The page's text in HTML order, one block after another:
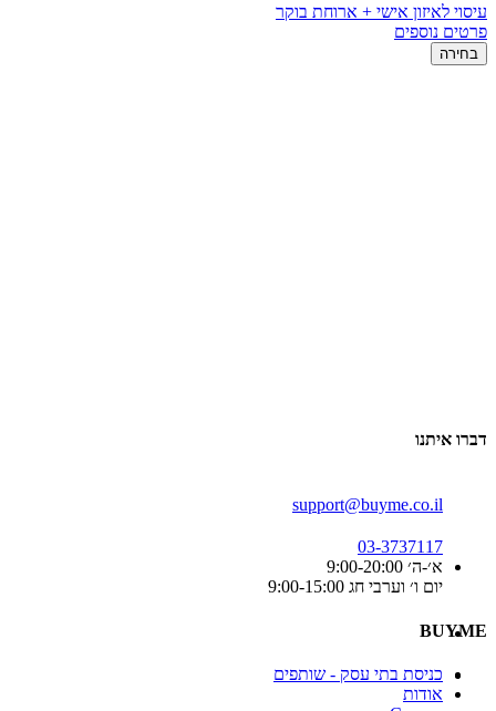
עיסוי לאיזון אישי + ארוחת בוקר
פרטים נוספים
בחירה
דברו איתנו
support@buyme.co.il
03-3737117
א׳-ה׳ 9:00-20:00
יום ו׳ וערבי חג 9:00-15:00
BUYME
כניסת בתי עסק - שותפים
אודות